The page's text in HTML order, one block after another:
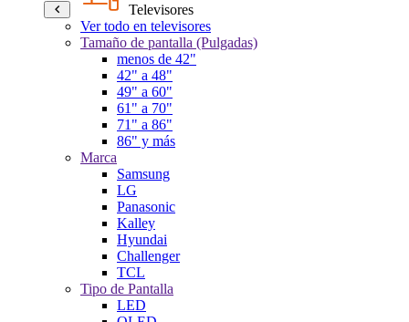
Televisores
Ver todo en televisores
Tamaño de pantalla (Pulgadas)
menos de 42"
42" a 48"
49" a 60"
61" a 70"
71" a 86"
86" y más
Marca
Samsung
LG
Panasonic
Kalley
Hyundai
Challenger
TCL
Tipo de Pantalla
LED